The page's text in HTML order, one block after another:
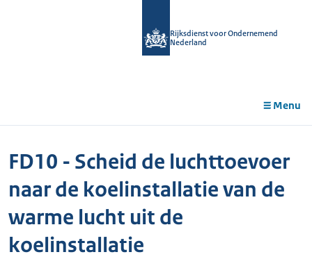
Rijksdienst voor Ondernemend
Nederland
Menu
FD10 - Scheid de luchttoevoer
naar de koelinstallatie van de
warme lucht uit de
koelinstallatie